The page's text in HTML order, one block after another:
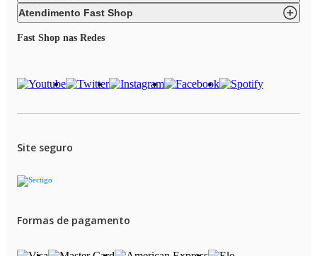
Atendimento Fast Shop
Fast Shop nas Redes
Site seguro
Formas de pagamento